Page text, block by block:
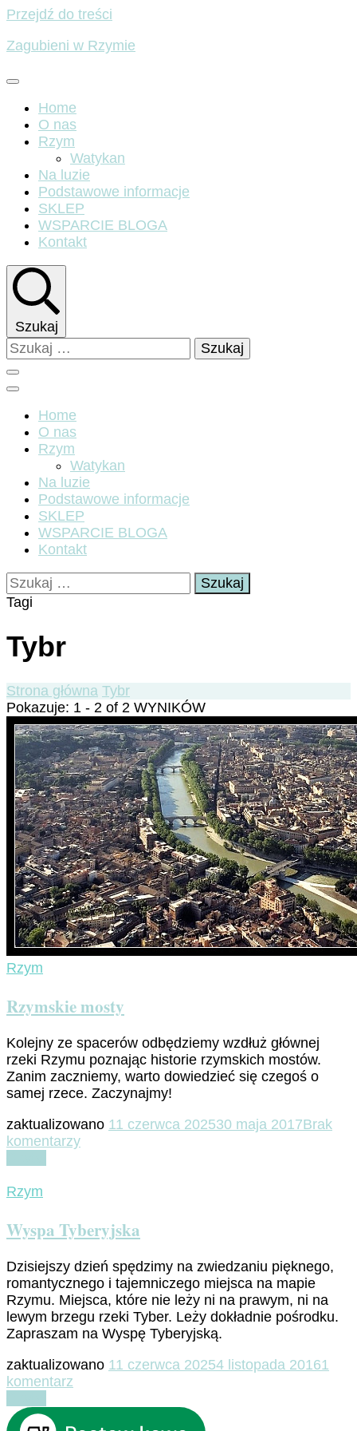
Przejdź do treści
Zagubieni w Rzymie
Home
O nas
Rzym
Watykan
Na luzie
Podstawowe informacje
SKLEP
WSPARCIE BLOGA
Kontakt
Szukaj
Szukaj:
Home
O nas
Rzym
Watykan
Na luzie
Podstawowe informacje
SKLEP
WSPARCIE BLOGA
Kontakt
Szukaj:
Tagi
Tybr
Strona główna Tybr
Pokazuje: 1 - 2 of 2 WYNIKÓW
Rzym
Rzymskie mosty
Kolejny ze spacerów odbędziemy wzdłuż głównej
rzeki Rzymu poznając historie rzymskich mostów.
Zanim zaczniemy, warto dowiedzieć się czegoś o
samej rzece. Zaczynajmy!
zaktualizowano 11 czerwca 202530 maja 2017Brak
komentarzydo
Rzym
Wyspa Tyberyjska
Dzisiejszy dzień spędzimy na zwiedzaniu pięknego,
romantycznego i tajemniczego miejsca na mapie
Rzymu. Miejsca, które nie leży ni na prawym, ni na
lewym brzegu rzeki Tyber. Leży dokładnie pośrodku.
Zapraszam na Wyspę Tyberyjską.
zaktualizowano 11 czerwca 20254 listopada 20161
komentarz